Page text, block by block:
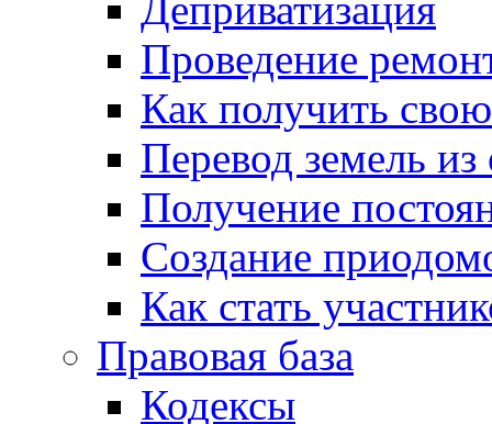
Проведение
Как получить
Перевод земель
Получение
Создание
Как стать
Правовая база
Кодексы